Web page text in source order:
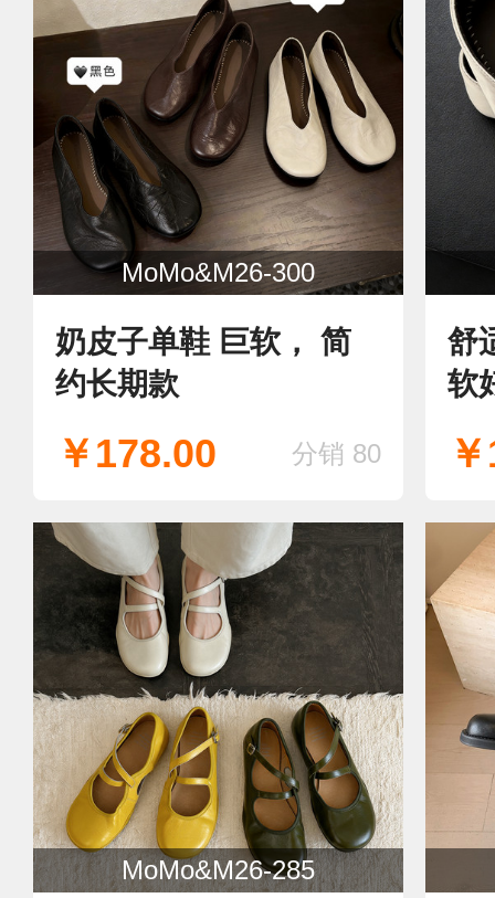
MoMo&M26-300
奶皮子单鞋 巨软， 简
约长期款
￥178.00 分销 80
舒
软
单
MoMo&M26-285